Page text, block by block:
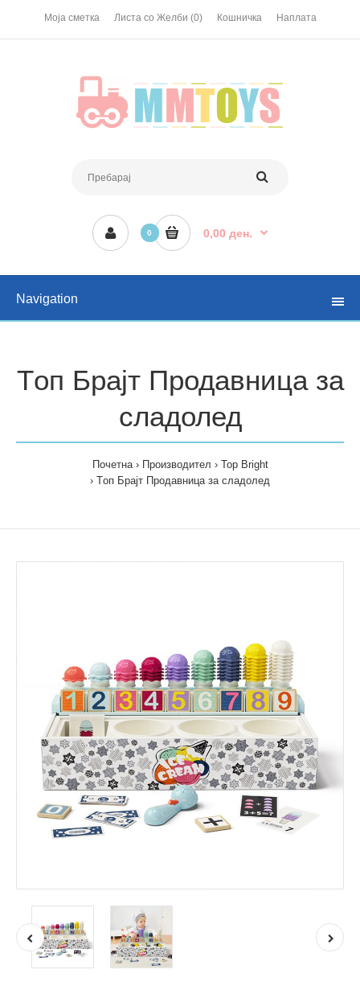
Моја сметка Листа со Желби (0) Кошничка Наплата
0 0,00 ден.
Navigation
Tоп Брајт Продавница за
сладолед
Почетна Производител
Top Bright
Tоп Брајт Продавница за сладолед